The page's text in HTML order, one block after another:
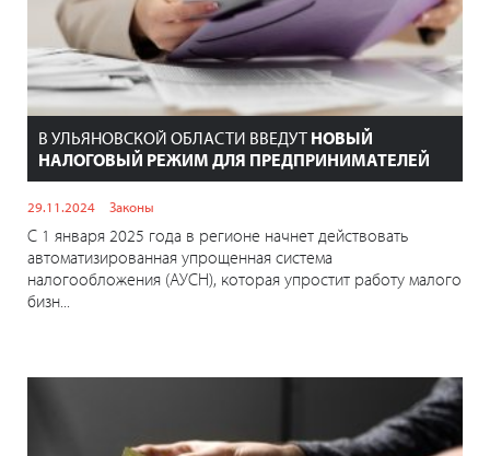
В УЛЬЯНОВСКОЙ ОБЛАСТИ ВВЕДУТ НОВЫЙ
НАЛОГОВЫЙ РЕЖИМ ДЛЯ ПРЕДПРИНИМАТЕЛЕЙ
29.11.2024 Законы
С 1 января 2025 года в регионе начнет действовать
автоматизированная упрощенная система
налогообложения (АУСН), которая упростит работу малого
бизн...